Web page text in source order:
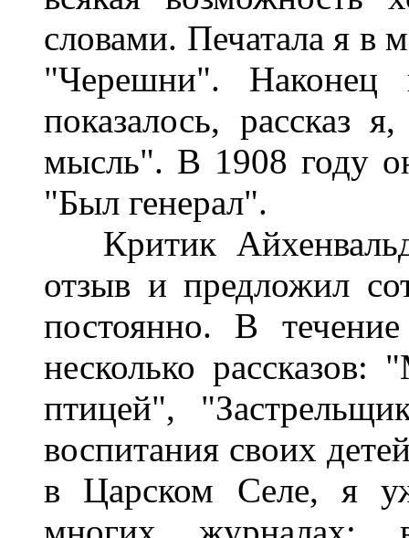
словами. Печатала я в
"Черешни". Наконец
показалось, рассказ
мысль". В 1908 году
"Был генерал".
Критик
отзыв и предложил
постоянно. В
несколько
птицей",
воспитания своих
в Царском Селе, я